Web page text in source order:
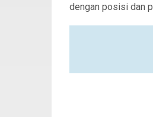
dengan posisi dan